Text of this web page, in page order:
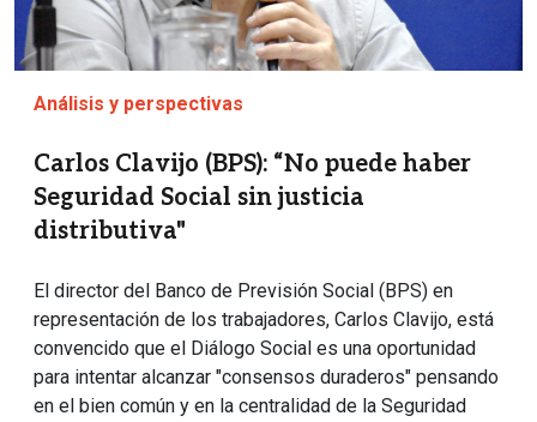
Análisis y perspectivas
Carlos Clavijo (BPS): “No puede haber
Seguridad Social sin justicia
distributiva"
El director del Banco de Previsión Social (BPS) en
representación de los trabajadores, Carlos Clavijo, está
convencido que el Diálogo Social es una oportunidad
para intentar alcanzar "consensos duraderos" pensando
en el bien común y en la centralidad de la Seguridad